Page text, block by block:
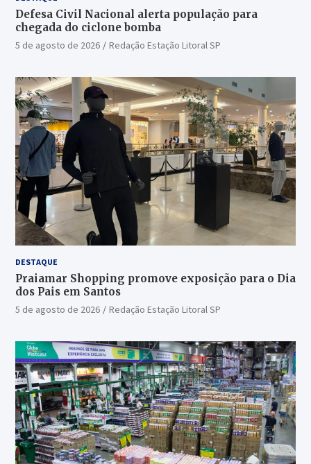
Defesa Civil Nacional alerta população para
chegada do ciclone bomba
5 de agosto de 2026 Redação Estação Litoral SP
DESTAQUE
Praiamar Shopping promove exposição para o Dia
dos Pais em Santos
5 de agosto de 2026 Redação Estação Litoral SP